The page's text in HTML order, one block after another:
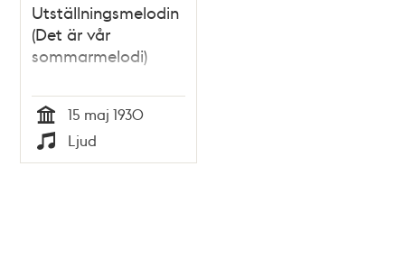
Utställningsmelodin
(Det är vår
sommarmelodi)
Tid
15 maj 1930
Typ
Ljud